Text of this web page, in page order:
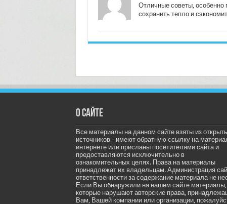
Отличные советы, особенно
сохранить тепло и
О сайте
Все материалы на данном сайте взяты из
источников - имеют обратную ссылку на
интернете или присланы посетителями сайта и
предоставляются исключительно в
ознакомительных целях. Права на материалы
принадлежат их владельцам. Администрация
ответственности за содержание материала не
Если Вы обнаружили на нашем сайте материалы,
которые нарушают авторские права,
Вам, Вашей компании или организации,